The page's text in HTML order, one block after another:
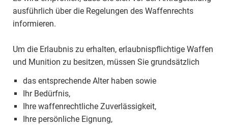
ausführlich über die Regelungen des Waffenrechts
informieren.
Um die Erlaubnis zu erhalten, erlaubnispflichtige Waffen
und Munition zu besitzen, müssen Sie grundsätzlich
das entsprechende Alter haben sowie
Ihr Bedürfnis,
Ihre waffenrechtliche Zuverlässigkeit,
Ihre persönliche Eignung,